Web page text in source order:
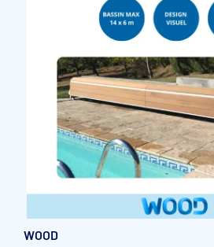
Accessoires et pièces détachées
Pompe de filtration à vitesse
Vannes multivoies filtres à sable
Groupe de filtration sur palette
WOOD